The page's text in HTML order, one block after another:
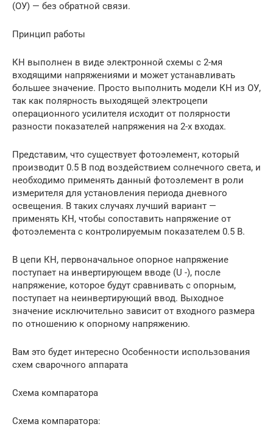
(ОУ) — без обратной связи.
Принцип работы
КН выполнен в виде электронной схемы с 2-мя
входящими напряжениями и может устанавливать
большее значение. Просто выполнить модели КН из ОУ,
так как полярность выходящей электроцепи
операционного усилителя исходит от полярности
разности показателей напряжения на 2-х входах.
Представим, что существует фотоэлемент, который
производит 0.5 В под воздействием солнечного света, и
необходимо применять данный фотоэлемент в роли
измерителя для установления периода дневного
освещения. В таких случаях лучший вариант —
применять КН, чтобы сопоставить напряжение от
фотоэлемента с контролируемым показателем 0.5 В.
В цепи КН, первоначальное опорное напряжение
поступает на инвертирующем вводе (U -), после
напряжение, которое будут сравнивать с опорным,
поступает на неинвертирующий ввод. Выходное
значение исключительно зависит от входного размера
по отношению к опорному напряжению.
Вам это будет интересно Особенности использования
схем сварочного аппарата
Схема компаратора
Схема компаратора: